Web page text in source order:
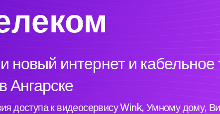
новый интернет и кабельное
Ангарске
доступа к видеосервису Wink, Умному дому,